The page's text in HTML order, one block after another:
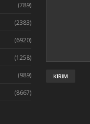
(789)
(2383)
(6920)
(1258)
(989)
(8667)